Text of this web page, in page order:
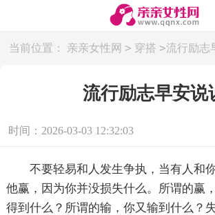
当前位置： 亲亲女性网 > 穿搭 >流行励志
流行励志早安说
时间：2026-03-03 12:32:03
不要轻易和人发生争执，当有人和
他赢，因为你并没损失什么。所谓的赢
得到什么？所谓的输，你又输到什么？